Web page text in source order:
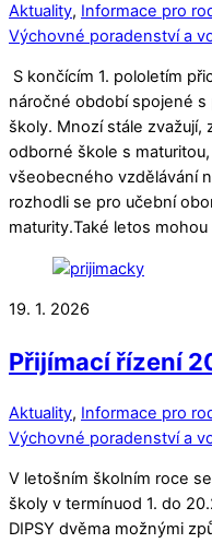
Aktuality, Informace pro
Výchovné poradenství a
S končícím 1. pololetím
náročné období spojené
školy. Mnozí stále zvažují,
odborné škole s
všeobecného vzdělávání
rozhodli se pro učební
maturity.Také letos
19. 1. 2026
Přijímací řízení
Aktuality, Informace pro
Výchovné poradenství a
V letošním školním roce
školy v termínuod 1. do
DIPSY dvěma možnými